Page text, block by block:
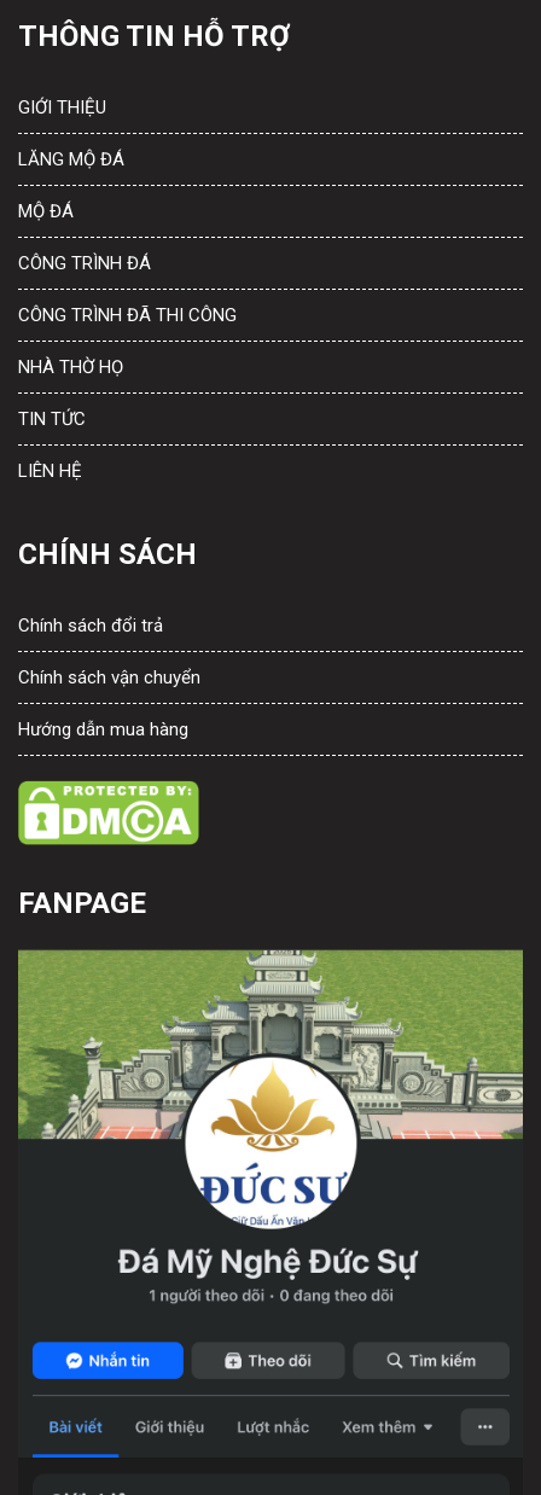
THÔNG TIN HỖ TRỢ
GIỚI THIỆU
LĂNG MỘ ĐÁ
MỘ ĐÁ
CÔNG TRÌNH ĐÁ
CÔNG TRÌNH ĐÃ THI CÔNG
NHÀ THỜ HỌ
TIN TỨC
LIÊN HỆ
CHÍNH SÁCH
Chính sách đổi trả
Chính sách vận chuyển
Hướng dẫn mua hàng
FANPAGE